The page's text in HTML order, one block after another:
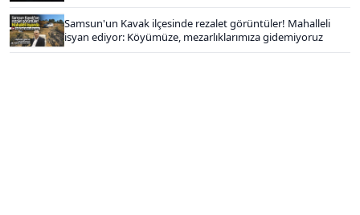
Samsun'un Kavak ilçesinde rezalet görüntüler! Mahalleli
isyan ediyor: Köyümüze, mezarlıklarımıza gidemiyoruz